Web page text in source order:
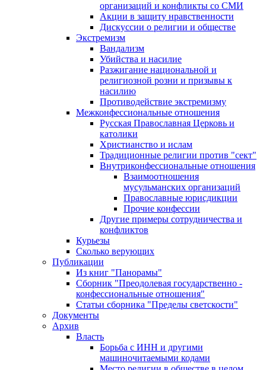
организаций и конфликты со СМИ
Акции в защиту нравственности
Дискуссии о религии и обществе
Экстремизм
Вандализм
Убийства и насилие
Разжигание национальной и
религиозной розни и призывы к
насилию
Противодействие экстремизму
Межконфессиональные отношения
Русская Православная Церковь и
католики
Христианство и ислам
Традиционные религии против "сект"
Внутриконфессиональные отношения
Взаимоотношения
мусульманских организаций
Православные юрисдикции
Прочие конфессии
Другие примеры сотрудничества и
конфликтов
Курьезы
Сколько верующих
Публикации
Из книг "Панорамы"
Сборник "Преодолевая государственно -
конфессиональные отношения"
Статьи сборника "Пределы светскости"
Документы
Архив
Власть
Борьба с ИНН и другими
машиночитаемыми кодами